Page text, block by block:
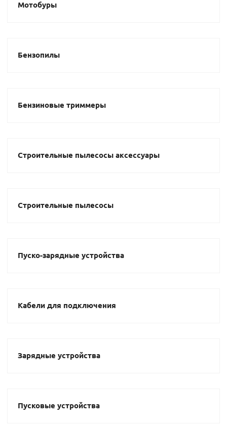
Мотобуры
Бензопилы
Бензиновые триммеры
Строительные пылесосы аксессуары
Строительные пылесосы
Пуско-зарядные устройства
Кабели для подключения
Зарядные устройства
Пусковые устройства